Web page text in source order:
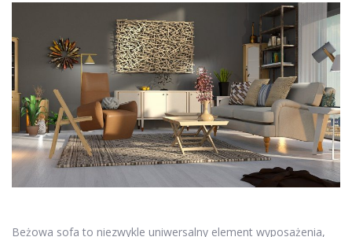
Beżowa sofa to niezwykle uniwersalny element wyposażenia,